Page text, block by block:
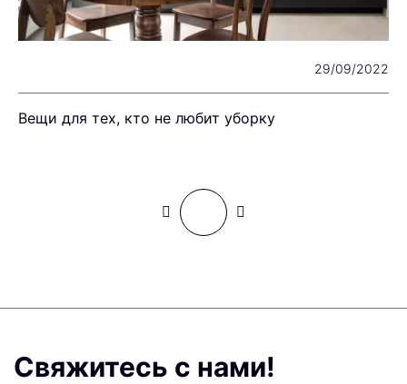
29/09/2022
Вещи для тех, кто не любит уборку
Свяжитесь с нами!